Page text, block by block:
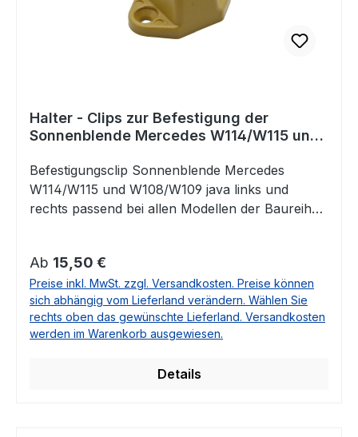
Halter - Clips zur Befestigung der
Sonnenblende Mercedes W114/W115 und
Befestigungsclip Sonnenblende Mercedes
W114/W115 und W108/W109 java links und
rechts passend bei allen Modellen der Baureihen
Regulärer Preis:
Ab 15,50 €
Preise inkl. MwSt. zzgl. Versandkosten. Preise können
sich abhängig vom Lieferland verändern. Wählen Sie
rechts oben das gewünschte Lieferland. Versandkosten
werden im Warenkorb ausgewiesen.
Details